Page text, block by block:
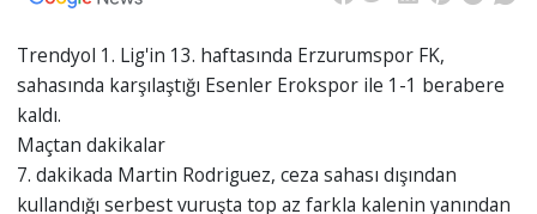
Trendyol 1. Lig'in 13. haftasında Erzurumspor FK,
sahasında karşılaştığı Esenler Erokspor ile 1-1 berabere
kaldı.
Maçtan dakikalar
7. dakikada Martin Rodriguez, ceza sahası dışından
kullandığı serbest vuruşta top az farkla kalenin yanından